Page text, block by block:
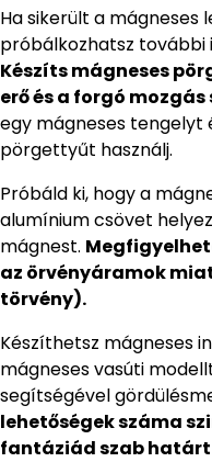
Ha sikerült a
próbálkozhatsz további
Készíts mágneses
erő és a forgó
egy mágneses tengelyt
pörgettyűt használj.
Próbáld ki, hogy a
alumínium csövet
mágnest.
az örvényáramok
törvény).
Készíthetsz mágneses
mágneses vasúti
segítségével
lehetőségek száma
fantáziád szab